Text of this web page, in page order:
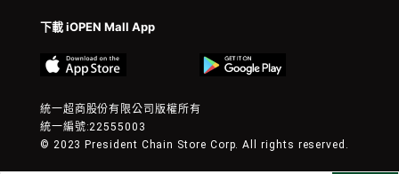
下載 iOPEN Mall App
統一超商股份有限公司版權所有
統一編號:22555003
© 2023 President Chain Store Corp. All rights reserved.